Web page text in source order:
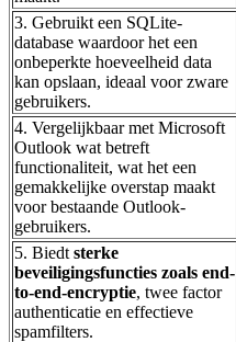
3. Gebruikt een SQLite-
database waardoor het een
onbeperkte hoeveelheid data
kan opslaan, ideaal voor zware
gebruikers.
4. Vergelijkbaar met Microsoft
Outlook wat betreft
functionaliteit, wat het een
gemakkelijke overstap maakt
voor bestaande Outlook-
gebruikers.
5. Biedt sterke
beveiligingsfuncties zoals end-
to-end-encryptie, twee factor
authenticatie en effectieve
spamfilters.